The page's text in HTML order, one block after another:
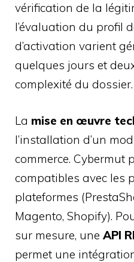
vérification de la
l’évaluation du profil
d’activation varient
quelques jours et
complexité du dossier.
La mise en œuvre
l’installation d’un
commerce. Cybermut
compatibles avec les
plateformes
Magento, Shopify).
sur mesure, une API
permet une